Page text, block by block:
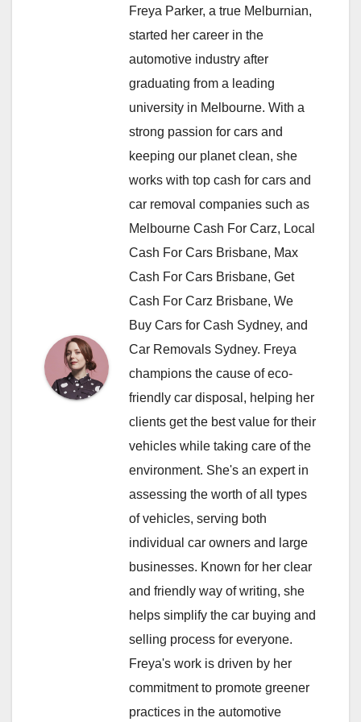
Freya Parker, a true Melburnian,
started her career in the
automotive industry after
graduating from a leading
university in Melbourne. With a
strong passion for cars and
keeping our planet clean, she
works with top cash for cars and
car removal companies such as
Melbourne Cash For Carz, Local
Cash For Cars Brisbane, Max
Cash For Cars Brisbane, Get
Cash For Carz Brisbane, We
Buy Cars for Cash Sydney, and
Car Removals Sydney. Freya
champions the cause of eco-
friendly car disposal, helping her
clients get the best value for their
vehicles while taking care of the
environment. She's an expert in
assessing the worth of all types
of vehicles, serving both
individual car owners and large
businesses. Known for her clear
and friendly way of writing, she
helps simplify the car buying and
selling process for everyone.
Freya's work is driven by her
commitment to promote greener
practices in the automotive